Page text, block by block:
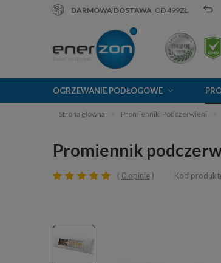
DARMOWA DOSTAWA OD 499ZŁ
OGRZEWANIE PODŁOGOWE
Strona główna Promienniki Podczerwieni
Promiennik
0 opinie Kod